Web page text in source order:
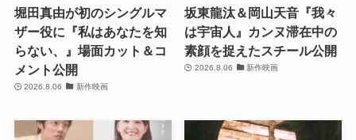
堀田真由が初のシングルマ
ザー役に『私はあなたを知
らない、』場面カット＆コ
メント公開
2026.8.06 新作映画
坂東龍汰＆岡山天音『我々
は宇宙人』カンヌ滞在中の
素顔を捉えたスチール公開
2026.8.06 新作映画